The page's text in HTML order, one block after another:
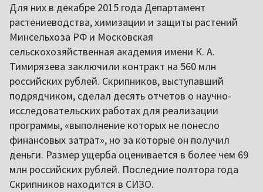
Для них в декабре 2015 года Департамент
растениеводства, химизации и защиты растений
Минсельхоза РФ и Московская
сельскохозяйственная академия имени К. А.
Тимирязева заключили контракт на 560 млн
российских рублей. Скрипников, выступавший
подрядчиком, сделал десять отчетов о научно-
исследовательских работах для реализации
программы, «выполнение которых не понесло
финансовых затрат», но за которые он получил
деньги. Размер ущерба оценивается в более чем 69
млн российских рублей. Последние полтора года
Скрипников находится в СИЗО.